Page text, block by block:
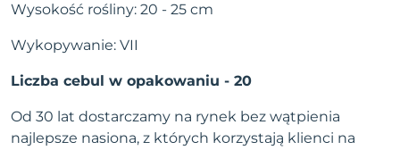
Wysokość rośliny: 20 - 25 cm
Wykopywanie: VII
Liczba cebul w opakowaniu - 20
Od 30 lat dostarczamy na rynek bez wątpienia
najlepsze nasiona, z których korzystają klienci na